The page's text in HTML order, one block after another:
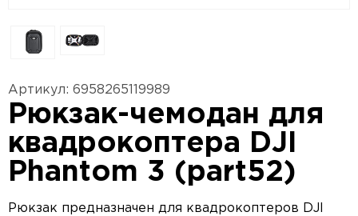
Артикул: 6958265119989
Рюкзак-чемодан для
квадрокоптера DJI
Phantom 3 (part52)
Рюкзак предназначен для квадрокоптеров DJI